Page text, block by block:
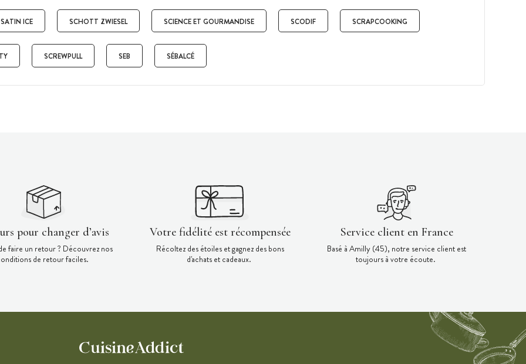
SATIN ICE SCHOTT ZWIESEL SCIENCE ET GOURMANDISE SCODIF SCRAPCOOKING
SCREWPULL SEB SÉBALCÉ
pour changer d’avis
faire un retour ? Découvrez nos
de retour faciles.
Votre fidélité est récompensée
Récoltez des étoiles et gagnez des bons
d'achats et cadeaux.
Service client en France
Basé à Amilly (45), notre service client est
toujours à votre écoute.